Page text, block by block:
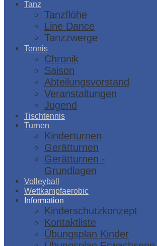
Tanz
Tanzflöhe
Line Dance
Tanzzwerge
Tennis
Chronik
Saison
Abteilungsvorstand
Veranstaltungen
Jugend
Tischtennis
Turnen
Kinderturnen
Gerätturnen
Gerätturnen -
Grundlagen
Volleyball
Wettkampfaerobic
Information
Kinderschutzkonzept
Kontaktliste
Übungsplan Kinder